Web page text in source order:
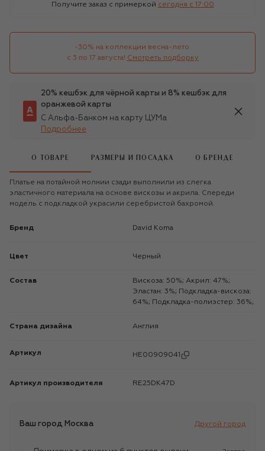
Получите заказ с примеркой сегодня c 17:00
-30% на коллекции весна-лето
с 3 по 17 августа! Смотреть подборку
20% кешбэк для чёрной карты и 8% кешбэк для
оранжевой карты
С Альфа-Банком на карту ЦУМа
Подробнее
О ТОВАРЕ РАЗМЕРЫ И ПОСАДКА О БРЕНДЕ
Платье на потайной молнии сзади выполнили из слегка
эластичного материала на основе вискозы и акрила. Спереди
модель с подкладкой украсили серебристой бахромой.
Бренд David Koma
Цвет Черный
Состав
Вискоза: 50%; Акрил: 47%;
Эластан: 3%; Подкладка-вискоза:
64%; Подкладка-полиэстер: 36%;
Страна дизайна Англия
Артикул HE00909041
Артикул производителя RE25DK47D
Ваш город Москва Другой город